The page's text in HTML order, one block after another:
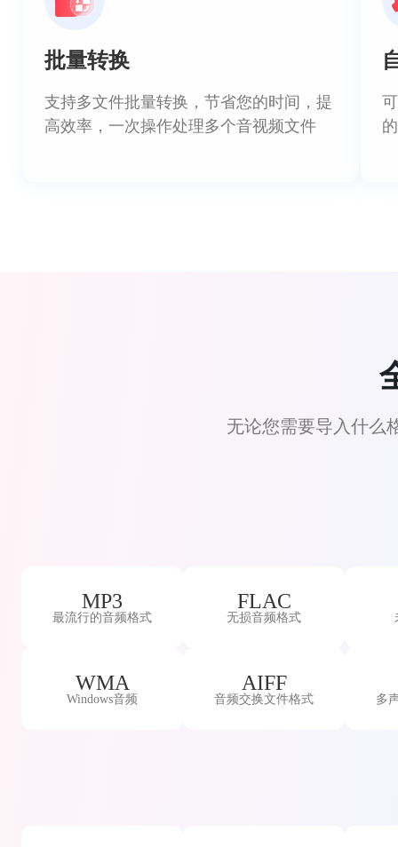
批量转换
支持多文件批量转换，节省您的时间，提
高效率，一次操作处理多个音视频文件
无论您需要导入什么
MP3
最流行的音频格式
FLAC
无损音频格式
WMA
Windows音频
AIFF
音频交换文件格式 多